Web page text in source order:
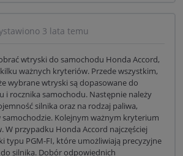
3 lata temu
wtryski do samochodu Honda Accord,
ważnych kryteriów. Przede wszystkim,
wybrane wtryski są dopasowane do
i rocznika samochodu. Następnie należy
silnika oraz na rodzaj paliwa,
samochodzie. Kolejnym ważnym kryterium
W przypadku Honda Accord najczęściej
typu PGM-FI, które umożliwiają precyzyjne
silnika. Dobór odpowiednich